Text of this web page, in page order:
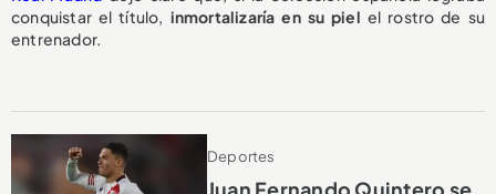
conquistar el título, inmortalizaría en su piel el rostro de su
entrenador.
Deportes